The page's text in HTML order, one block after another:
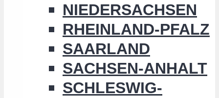
NIEDERSACHSEN
RHEINLAND-PFALZ
SAARLAND
SACHSEN-ANHALT
SCHLESWIG-